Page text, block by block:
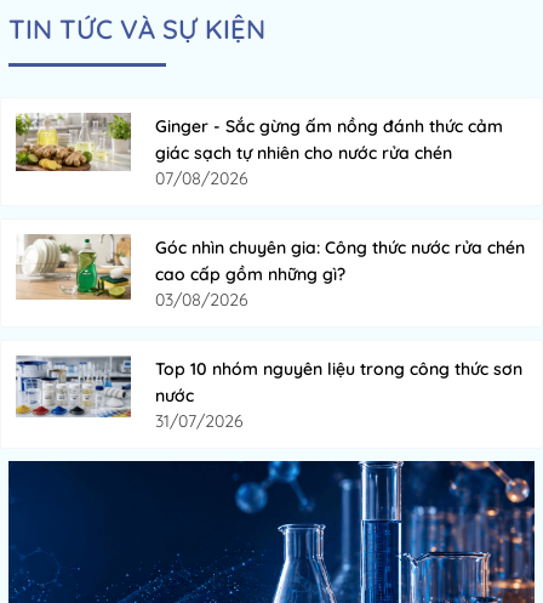
TIN TỨC VÀ SỰ KIỆN
Ginger - Sắc gừng ấm nồng đánh thức cảm
giác sạch tự nhiên cho nước rửa chén
07/08/2026
Góc nhìn chuyên gia: Công thức nước rửa chén
cao cấp gồm những gì?
03/08/2026
Top 10 nhóm nguyên liệu trong công thức sơn
nước
31/07/2026